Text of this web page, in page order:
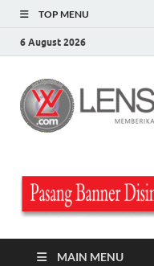
TOP MENU
6 August 2026
MAIN MENU